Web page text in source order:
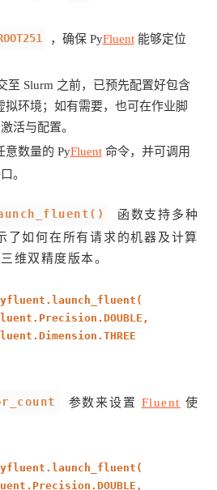
，确保 PyFluent能够定位
至 Slurm 之前，已预先配置好包含
拟环境；如有需要，也可在作业脚
活与配置。
意数量的 PyFluent命令，并可调用
。
函数支持多种
了如何在所有请求的机器及计算
维双精度版本。
参数来设置 Fluent 使